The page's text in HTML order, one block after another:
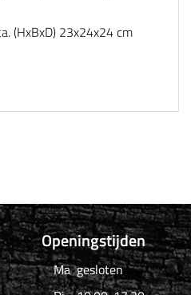
(HxBxD) 23x24x24 cm
Openingstijden
Ma gesloten